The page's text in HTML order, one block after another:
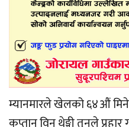
म्यानमारले खेलको ६४औं